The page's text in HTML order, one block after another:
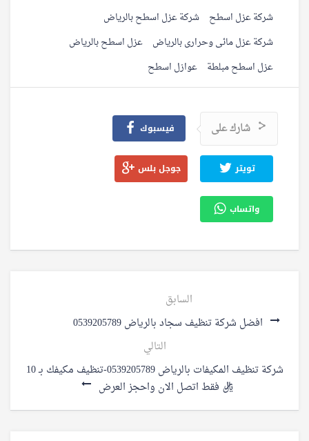
شركة عزل اسطح شركة عزل اسطح بالرياض
شركة عزل مائى وحرارى بالرياض عزل اسطح بالرياض
عزل اسطح مبلطة عوازل اسطح
شارك على فيسبوك
تويتر جوجل بلس
واتساب
السابق
افضل شركة تنظيف سجاد بالرياض 0539205789
التالي
شركة تنظيف المكيفات بالرياض 0539205789-تنظيف مكيفك بـ 10
ريال فقط اتصل الان واحجز العرض